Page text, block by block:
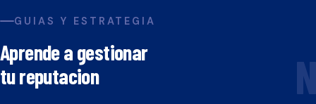
GUIAS Y ESTRATEGIA
Aprende a gestionar
tu reputacion
N